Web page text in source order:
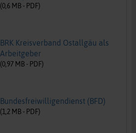
(0,6 MB - PDF)
BRK Kreisverband Ostallgäu als
Arbeitgeber
(0,97 MB - PDF)
Bundesfreiwilligendienst (BFD)
(1,2 MB - PDF)